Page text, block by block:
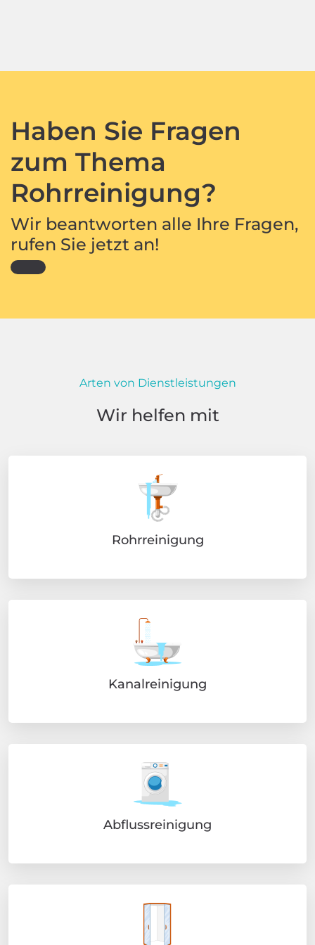
Haben Sie Fragen
zum Thema
Rohrreinigung?
Wir beantworten alle Ihre Fragen,
rufen Sie jetzt an!
Arten von Dienstleistungen
Wir helfen mit
Rohrreinigung
Kanalreinigung
Abflussreinigung